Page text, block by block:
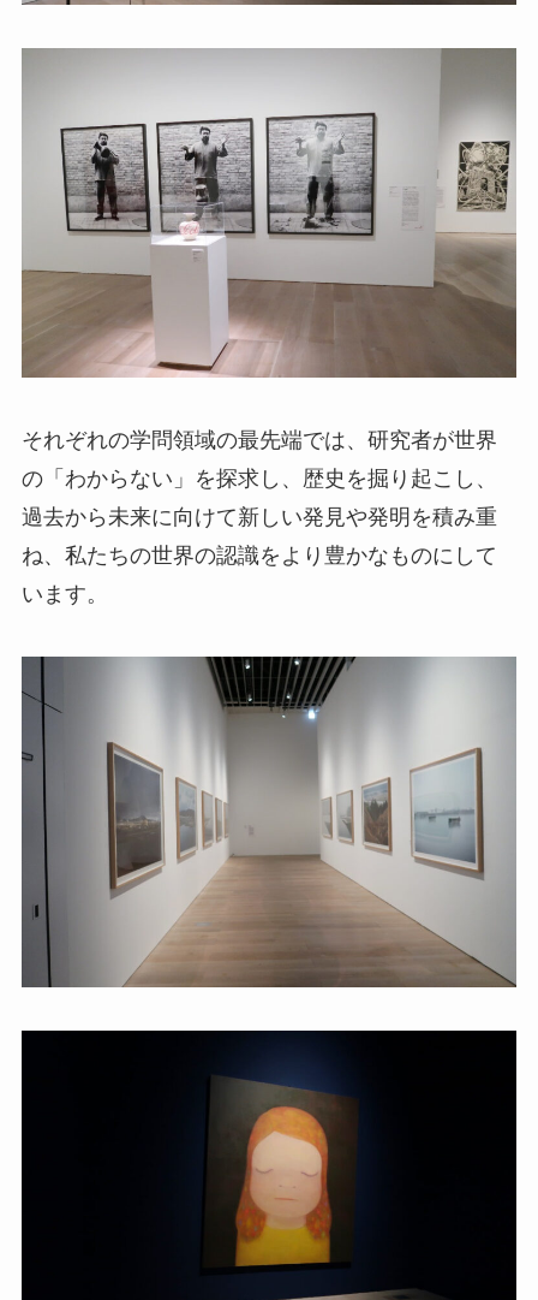
それぞれの学問領域の最先端では、研究者が世界
の「わからない」を探求し、歴史を掘り起こし、
過去から未来に向けて新しい発見や発明を積み重
ね、私たちの世界の認識をより豊かなものにして
います。